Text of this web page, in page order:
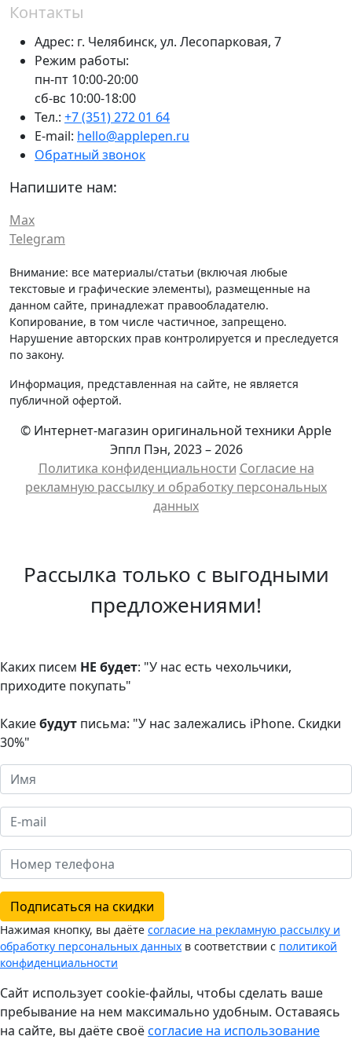
Контакты
Адрес: г. Челябинск, ул. Лесопарковая, 7
Режим работы:
пн-пт 10:00-20:00
сб-вс 10:00-18:00
Тел.: +7 (351) 272 01 64
E-mail: hello@applepen.ru
Обратный звонок
Напишите нам:
Max
Telegram
Внимание: все материалы/статьи (включая любые
текстовые и графические элементы), размещенные на
данном сайте, принадлежат правообладателю.
Копирование, в том числе частичное, запрещено.
Нарушение авторских прав контролируется и преследуется
по закону.
Информация, представленная на сайте, не является
публичной офертой.
© Интернет-магазин оригинальной техники Apple
Эппл Пэн, 2023 – 2026
Политика конфиденциальности Cогласие на
рекламную рассылку и обработку персональных
данных
Рассылка только с выгодными
предложениями!
Каких писем НЕ будет: "У нас есть чехольчики,
приходите покупать"
Какиебудут письма: "У нас залежались iPhone. Скидки
30%"
Подписаться на скидки
Нажимая кнопку, вы даёте согласие на рекламную рассылку и
обработку персональных данных в соответствии с политикой
конфиденциальности
Сайт использует cookie-файлы, чтобы сделать ваше
пребывание на нем максимально удобным. Оставаясь
на сайте, вы даёте своёсогласие на использование